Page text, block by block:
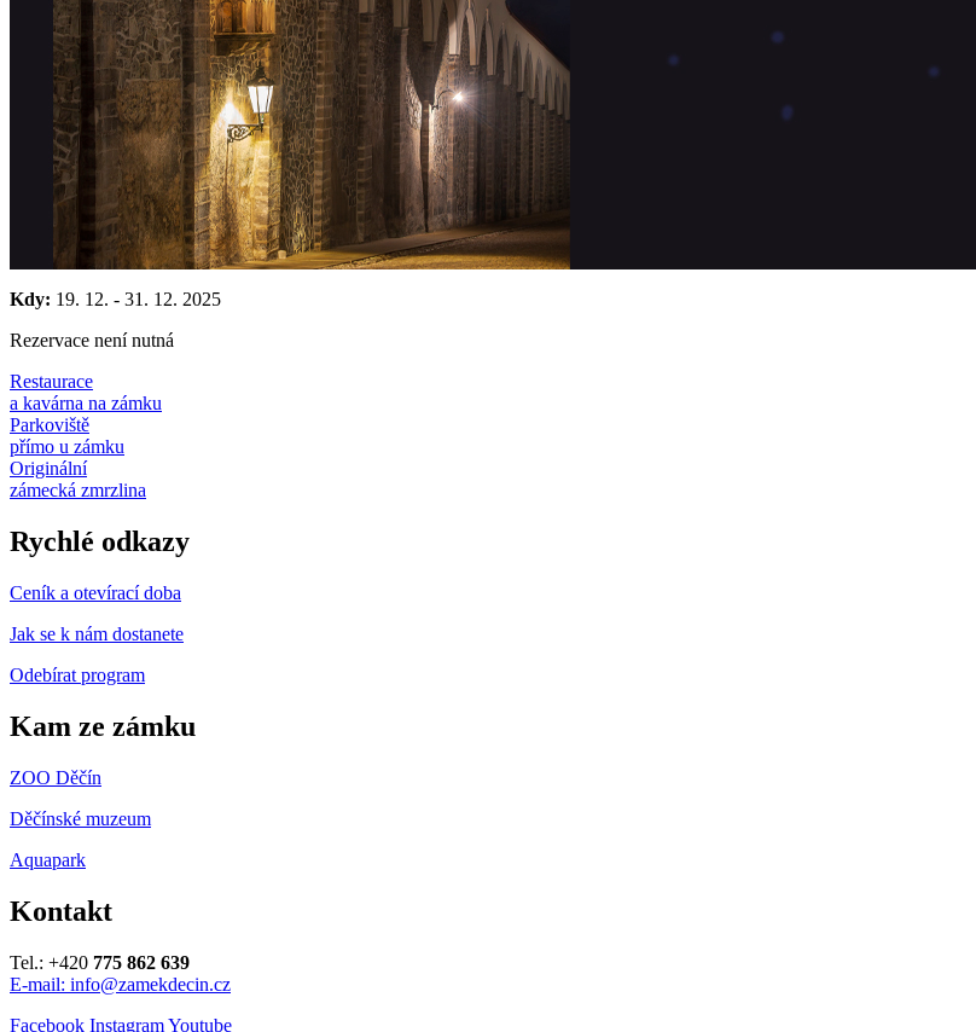
Kdy: 19. 12. - 31. 12. 2025
Rezervace není nutná
Restaurace
a kavárna na zámku
Parkoviště
přímo u zámku
Originální
zámecká zmrzlina
Rychlé odkazy
Ceník a otevírací doba
Jak se k nám dostanete
Odebírat program
Kam ze zámku
ZOO Děčín
Děčínské muzeum
Aquapark
Kontakt
Tel.: +420 775 862 639
E-mail: info@zamekdecin.cz
Facebook InstagramYoutube